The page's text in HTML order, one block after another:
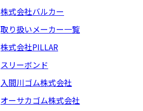
株式会社バルカー
取り扱いメーカー一覧
株式会社PILLAR
スリーボンド
入間川ゴム株式会社
オーサカゴム株式会社